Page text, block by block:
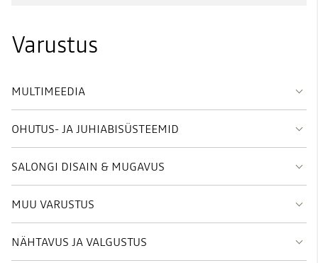
Varustus
MULTIMEEDIA
OHUTUS- JA JUHIABISÜSTEEMID
SALONGI DISAIN & MUGAVUS
MUU VARUSTUS
NÄHTAVUS JA VALGUSTUS